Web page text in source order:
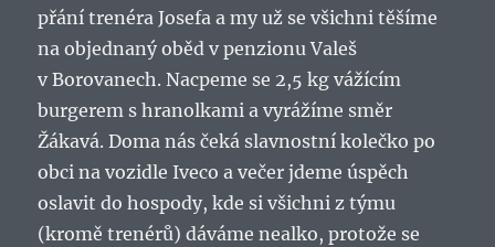
přání trenéra Josefa a my už se všichni těšíme
na objednaný oběd v penzionu Valeš
v Borovanech. Nacpeme se 2,5 kg vážícím
burgerem s hranolkami a vyrážíme směr
Žákavá. Doma nás čeká slavnostní kolečko po
obci na vozidle Iveco a večer jdeme úspěch
oslavit do hospody, kde si všichni z týmu
(kromě trenérů) dáváme nealko, protože se